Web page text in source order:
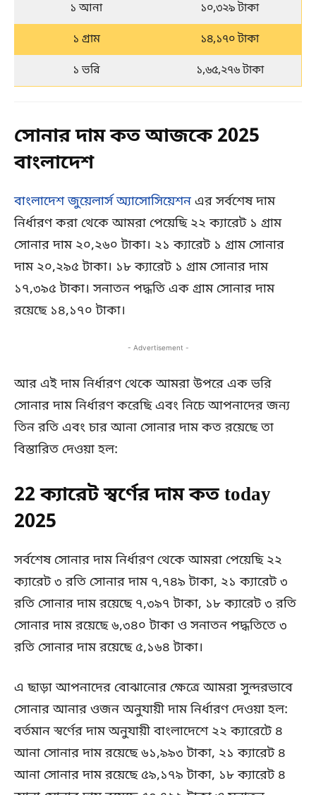
১ আনা
১০,৩২৯ টাকা
১ গ্রাম
১৪,১৭০ টাকা
১ ভরি
১,৬৫,২৭৬ টাকা
সোনার দাম কত আজকে 2025
বাংলাদেশ
বাংলাদেশ জুয়েলার্স অ্যাসোসিয়েশন এর সর্বশেষ দাম
নির্ধারণ করা থেকে আমরা পেয়েছি ২২ ক্যারেট ১ গ্রাম
সোনার দাম ২০,২৬০ টাকা। ২১ ক্যারেট ১ গ্রাম সোনার
দাম ২০,২৯৫ টাকা। ১৮ ক্যারেট ১ গ্রাম সোনার দাম
১৭,৩৯৫ টাকা। সনাতন পদ্ধতি এক গ্রাম সোনার দাম
রয়েছে ১৪,১৭০ টাকা।
- Advertisement -
আর এই দাম নির্ধারণ থেকে আমরা উপরে এক ভরি
সোনার দাম নির্ধারণ করেছি এবং নিচে আপনাদের জন্য
তিন রতি এবং চার আনা সোনার দাম কত রয়েছে তা
বিস্তারিত দেওয়া হল:
22 ক্যারেট স্বর্ণের দাম কত today
2025
সর্বশেষ সোনার দাম নির্ধারণ থেকে আমরা পেয়েছি ২২
ক্যারেট ৩ রতি সোনার দাম ৭,৭৪৯ টাকা, ২১ ক্যারেট ৩
রতি সোনার দাম রয়েছে ৭,৩৯৭ টাকা, ১৮ ক্যারেট ৩ রতি
সোনার দাম রয়েছে ৬,৩৪০ টাকা ও সনাতন পদ্ধতিতে ৩
রতি সোনার দাম রয়েছে ৫,১৬৪ টাকা।
এ ছাড়া আপনাদের বোঝানোর ক্ষেত্রে আমরা সুন্দরভাবে
সোনার আনার ওজন অনুযায়ী দাম নির্ধারণ দেওয়া হল:
বর্তমান স্বর্ণের দাম অনুযায়ী বাংলাদেশে ২২ ক্যারেটে ৪
আনা সোনার দাম রয়েছে ৬১,৯৯৩ টাকা, ২১ ক্যারেট ৪
আনা সোনার দাম রয়েছে ৫৯,১৭৯ টাকা, ১৮ ক্যারেট ৪